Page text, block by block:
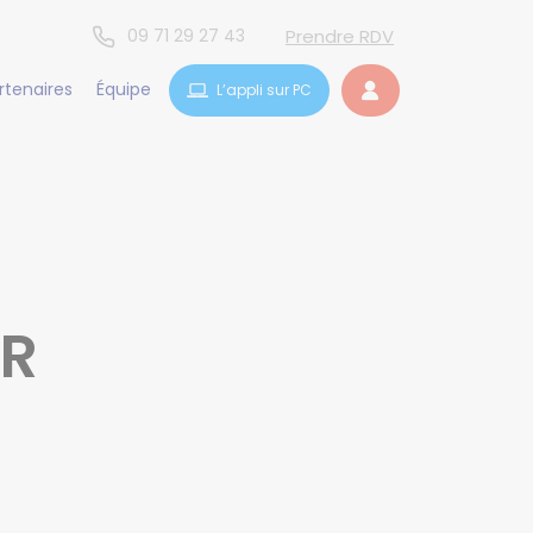
09 71 29 27 43 Prendre RDV
Équipe L’appli sur PC